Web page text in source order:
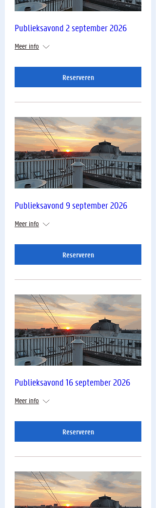
Publieksavond 2 september 2026
Meer info
Reserveren
Publieksavond 9 september 2026
Meer info
Reserveren
Publieksavond 16 september 2026
Meer info
Reserveren